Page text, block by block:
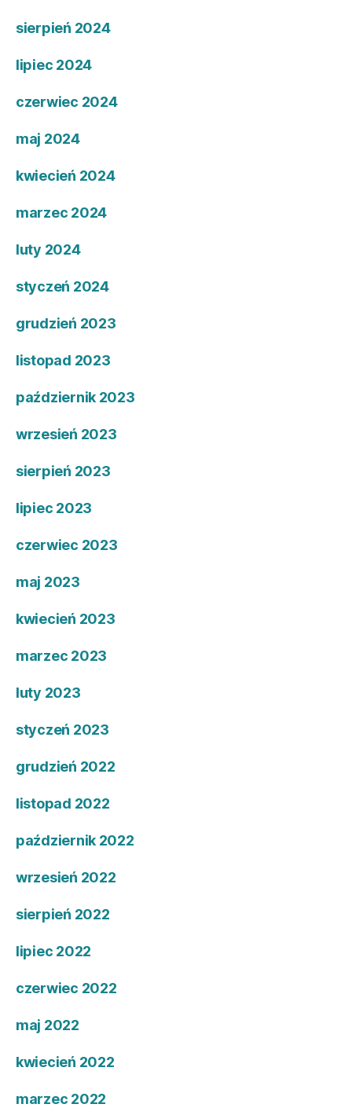
sierpień 2024
lipiec 2024
czerwiec 2024
maj 2024
kwiecień 2024
marzec 2024
luty 2024
styczeń 2024
grudzień 2023
listopad 2023
październik 2023
wrzesień 2023
sierpień 2023
lipiec 2023
czerwiec 2023
maj 2023
kwiecień 2023
marzec 2023
luty 2023
styczeń 2023
grudzień 2022
listopad 2022
październik 2022
wrzesień 2022
sierpień 2022
lipiec 2022
czerwiec 2022
maj 2022
kwiecień 2022
marzec 2022